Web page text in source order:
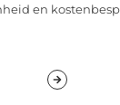
en